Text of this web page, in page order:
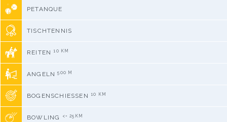
PETANQUE
TISCHTENNIS
REITEN 10 KM
ANGELN500 M
BOGENSCHIESSEN 10 KM
BOWLING <= 25KM